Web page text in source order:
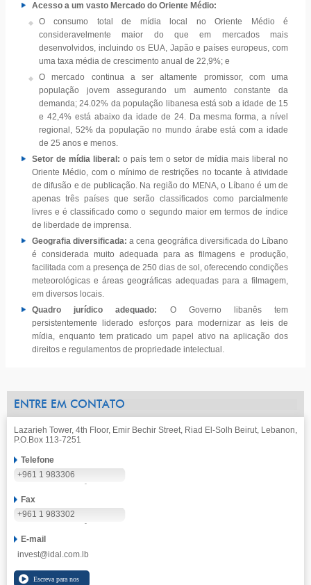
Acesso a um vasto Mercado do Oriente Médio:
O consumo total de mídia local no Oriente Médio é
consideravelmente maior do que em mercados mais
desenvolvidos, incluindo os EUA, Japão e países europeus, com
uma taxa média de crescimento anual de 22,9%; e
O mercado continua a ser altamente promissor, com uma
população jovem assegurando um aumento constante da
demanda; 24.02% da população libanesa está sob a idade de 15
e 42,4% está abaixo da idade de 24. Da mesma forma, a nível
regional, 52% da população no mundo árabe está com a idade
de 25 anos e menos.
Setor de mídia liberal: o país tem o setor de mídia mais liberal no
Oriente Médio, com o mínimo de restrições no tocante à atividade
de difusão e de publicação. Na região do MENA, o Líbano é um de
apenas três países que serão classificados como parcialmente
livres e é classificado como o segundo maior em termos de índice
de liberdade de imprensa.
Geografia diversificada: a cena geográfica diversificada do Líbano
é considerada muito adequada para as filmagens e produção,
facilitada com a presença de 250 dias de sol, oferecendo condições
meteorológicas e áreas geográficas adequadas para a filmagem,
em diversos locais.
Quadro jurídico adequado: O Governo libanês tem
persistentemente liderado esforços para modernizar as leis de
mídia, enquanto tem praticado um papel ativo na aplicação dos
direitos e regulamentos de propriedade intelectual.
ENTRE EM CONTATO
Lazarieh Tower, 4th Floor, Emir Bechir Street, Riad El-Solh Beirut, Lebanon,
P.O.Box 113-7251
Telefone
+961 1 983306
Fax
+961 1 983302
E-mail
invest@idal.com.lb